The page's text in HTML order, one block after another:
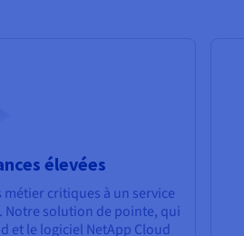
élevées
métier critiques à un service
Notre solution de pointe, qui
et le logiciel NetApp Cloud